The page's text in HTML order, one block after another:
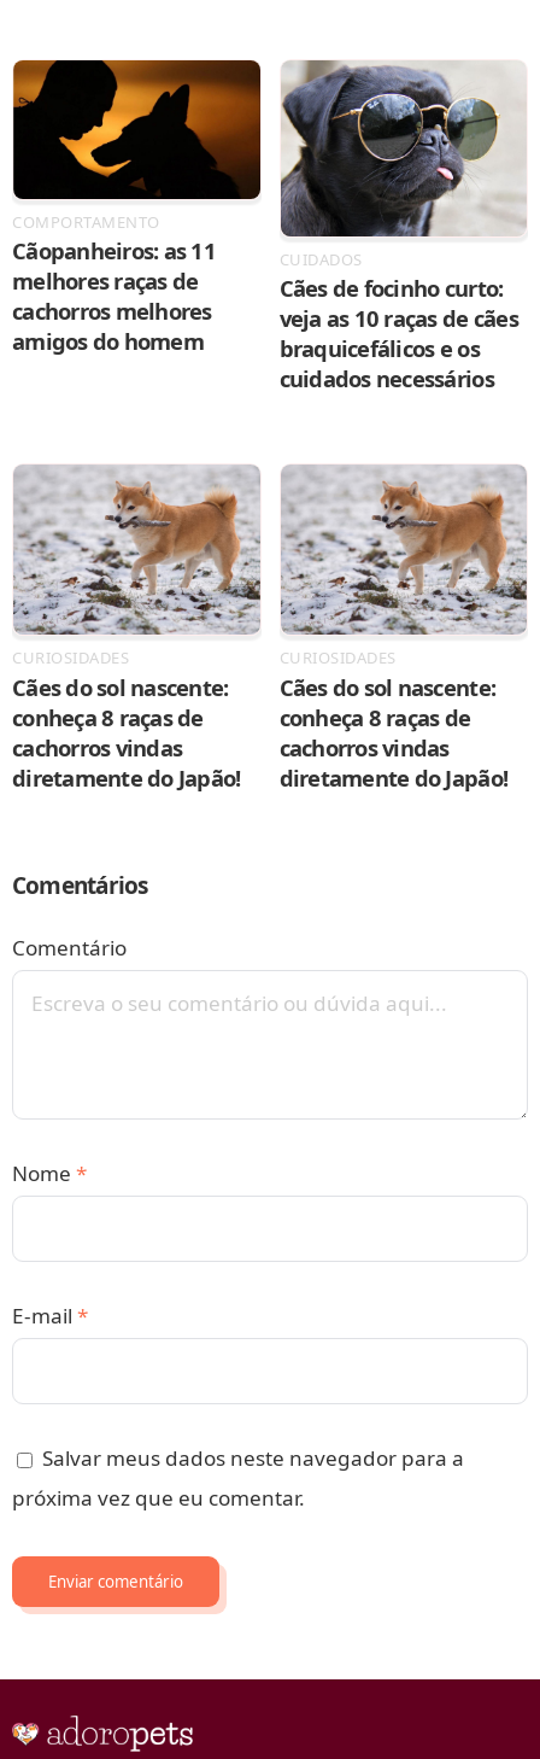
COMPORTAMENTO
Cãopanheiros: as 11
melhores raças de
cachorros melhores
amigos do homem
CUIDADOS
Cães de focinho curto:
veja as 10 raças de cães
braquicefálicos e os
cuidados necessários
CURIOSIDADES
Cães do sol nascente:
conheça 8 raças de
cachorros vindas
diretamente do Japão!
CURIOSIDADES
Cães do sol nascente:
conheça 8 raças de
cachorros vindas
diretamente do Japão!
Comentários
Comentário
Nome *
E-mail *
Salvar meus dados neste navegador para a
próxima vez que eu comentar.